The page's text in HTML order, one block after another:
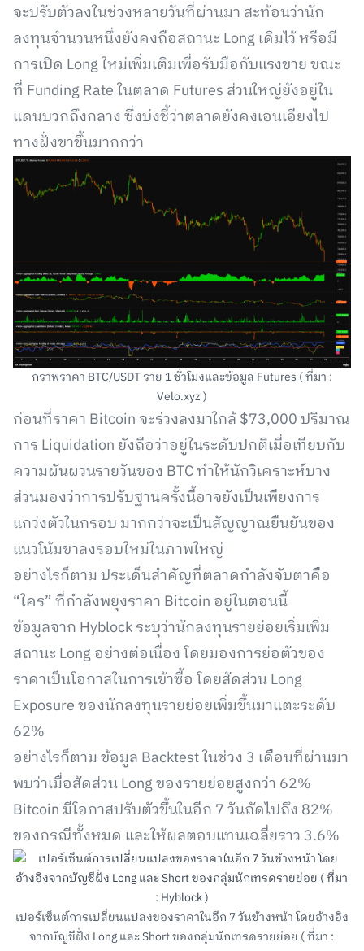
จะปรับตัวลงในช่วงหลายวันที่ผ่านมา สะท้อนว่านัก
ลงทุนจำนวนหนึ่งยังคงถือสถานะ Long เดิมไว้ หรือมี
การเปิด Long ใหม่เพิ่มเติมเพื่อรับมือกับแรงขาย ขณะ
ที่ Funding Rate ในตลาด Futures ส่วนใหญ่ยังอยู่ใน
แดนบวกถึงกลาง ซึ่งบ่งชี้ว่าตลาดยังคงเอนเอียงไป
ทางฝั่งขาขึ้นมากกว่า
กราฟราคา BTC/USDT ราย 1 ชั่วโมงและข้อมูล Futures ( ที่มา :
Velo.xyz )
ก่อนที่ราคา Bitcoin จะร่วงลงมาใกล้ $73,000 ปริมาณ
การ Liquidation ยังถือว่าอยู่ในระดับปกติเมื่อเทียบกับ
ความผันผวนรายวันของ BTC ทำให้นักวิเคราะห์บาง
ส่วนมองว่าการปรับฐานครั้งนี้อาจยังเป็นเพียงการ
แกว่งตัวในกรอบ มากกว่าจะเป็นสัญญาณยืนยันของ
แนวโน้มขาลงรอบใหม่ในภาพใหญ่
อย่างไรก็ตาม ประเด็นสำคัญที่ตลาดกำลังจับตาคือ
“ใคร” ที่กำลังพยุงราคา Bitcoin อยู่ในตอนนี้
ข้อมูลจาก Hyblock ระบุว่านักลงทุนรายย่อยเริ่มเพิ่ม
สถานะ Long อย่างต่อเนื่อง โดยมองการย่อตัวของ
ราคาเป็นโอกาสในการเข้าซื้อ โดยสัดส่วน Long
Exposure ของนักลงทุนรายย่อยเพิ่มขึ้นมาแตะระดับ
62%
อย่างไรก็ตาม ข้อมูล Backtest ในช่วง 3 เดือนที่ผ่านมา
พบว่าเมื่อสัดส่วน Long ของรายย่อยสูงกว่า 62%
Bitcoin มีโอกาสปรับตัวขึ้นในอีก 7 วันถัดไปถึง 82%
ของกรณีทั้งหมด และให้ผลตอบแทนเฉลี่ยราว 3.6%
เปอร์เซ็นต์การเปลี่ยนแปลงของราคาในอีก 7 วันข้างหน้า โดยอ้างอิง
จากบัญชีฝั่ง Long และ Short ของกลุ่มนักเทรดรายย่อย ( ที่มา :